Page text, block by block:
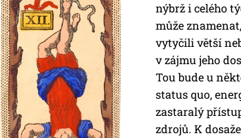
nýbrž i celého
může
vytyčili větší
v zájmu jeho
Tou bude u
status quo,
zastaralý
zdrojů. K